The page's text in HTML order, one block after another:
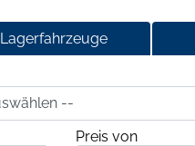
Lagerfahrzeuge
Preis von